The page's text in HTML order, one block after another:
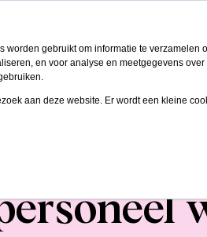
gebruikt om informatie te
en voor analyse en meetgegevens
aan deze website. Er wordt een kleine
Oplossingen